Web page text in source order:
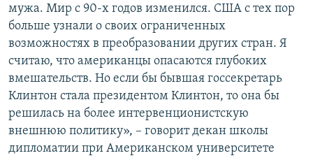
мужа. Мир с 90-х годов изменился. США с тех пор
больше узнали о своих ограниченных
возможностях в преобразовании других стран. Я
считаю, что американцы опасаются глубоких
вмешательств. Но если бы бывшая госсекретарь
Клинтон стала президентом Клинтон, то она бы
решилась на более интервенционистскую
внешнюю политику», – говорит декан школы
дипломатии при Американском университете